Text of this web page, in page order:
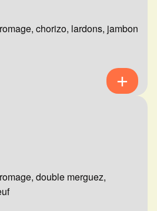
chorizo, lardons, jambon
double merguez,